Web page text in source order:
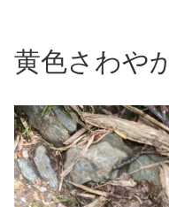
黄色さわや